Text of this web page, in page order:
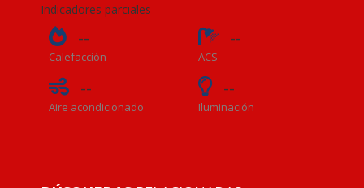
Indicadores parciales
--
Calefacción
--
ACS
--
Aire acondicionado
--
Iluminación